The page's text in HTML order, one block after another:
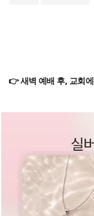
👉 새벽 예배 후, 교회